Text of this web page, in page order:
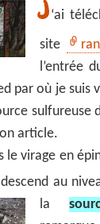
J‘ai
site
l’entrée
par où je suis
sulfureuse
article.
le virage en
au
la